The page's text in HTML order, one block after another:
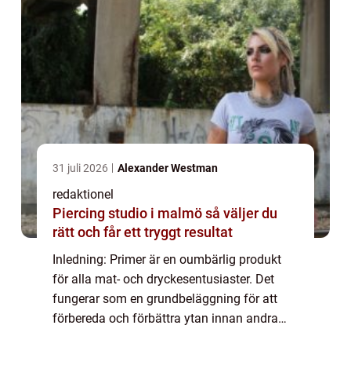
31 juli 2026 Alexander Westman
redaktionel
Piercing studio i malmö så väljer du
rätt och får ett tryggt resultat
Inledning: Primer är en oumbärlig produkt
för alla mat- och dryckesentusiaster. Det
fungerar som en grundbeläggning för att
förbereda och förbättra ytan innan andra